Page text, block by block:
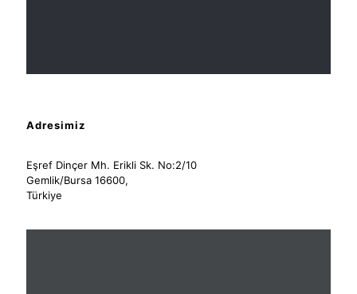
Adresimiz
Eşref Dinçer Mh. Erikli Sk. No:2/10
Gemlik/Bursa 16600,
Türkiye